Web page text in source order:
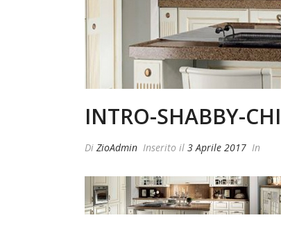
INTRO-SHABBY-
Di ZioAdmin Inserito il 3 Aprile 2017 In